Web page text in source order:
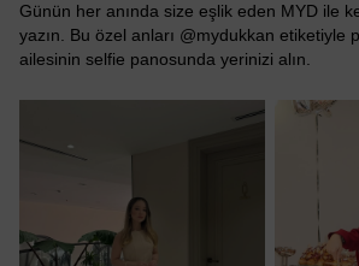
Günün her anında size eşlik eden MYD ile
yazın. Bu özel anları @mydukkan etiketiyle
ailesinin selfie panosunda yerinizi alın.